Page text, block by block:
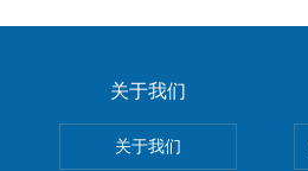
关于我们
关于我们